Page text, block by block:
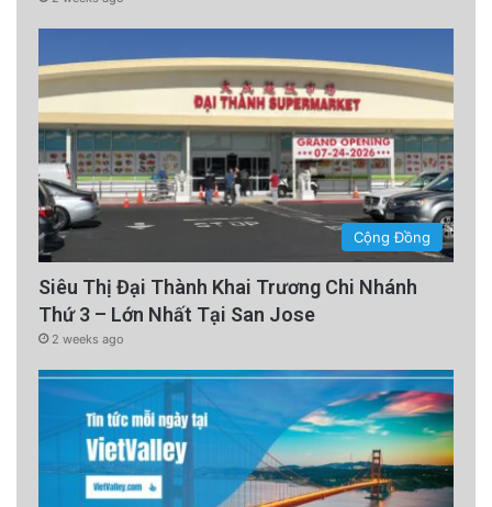
Cộng Đồng
Siêu Thị Đại Thành Khai Trương Chi Nhánh
Thứ 3 – Lớn Nhất Tại San Jose
2 weeks ago